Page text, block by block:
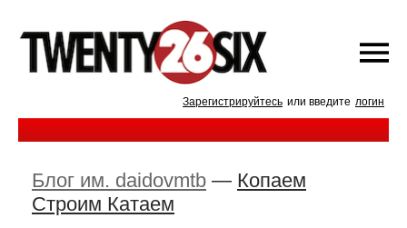
Зарегистрируйтесь или введите логин
Блог им. daidovmtb — Копаем
Строим Катаем